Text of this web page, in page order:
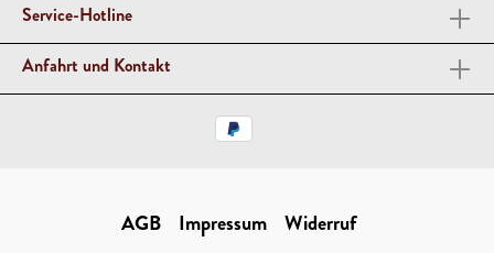
Service-Hotline
Anfahrt und Kontakt
AGB Impressum
Widerruf